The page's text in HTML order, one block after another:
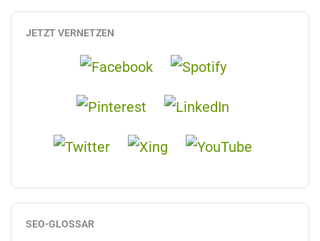
JETZT VERNETZEN
SEO-GLOSSAR